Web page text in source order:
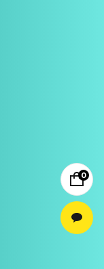
0